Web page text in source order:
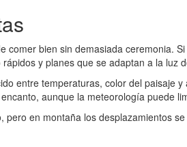
bien sin demasiada ceremonia.
y planes que se adaptan a la luz
entre temperaturas, color del paisaje
aunque la meteorología puede
en montaña los desplazamientos